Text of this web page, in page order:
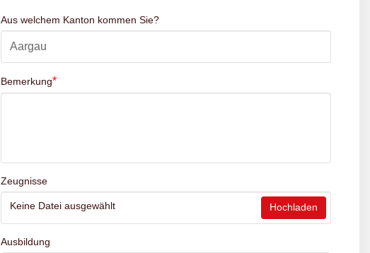
Aus welchem Kanton kommen Sie?
Bemerkung*
Zeugnisse
Keine Datei ausgewählt Hochladen
Ausbildung